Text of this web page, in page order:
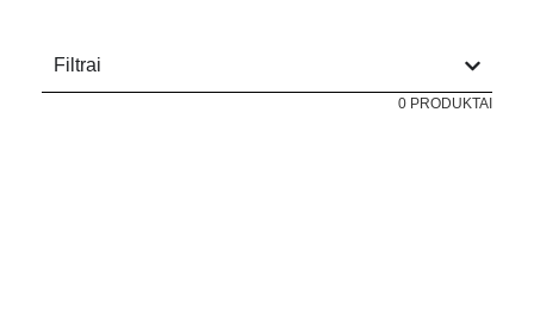
Filtrai
0 PRODUKTAI